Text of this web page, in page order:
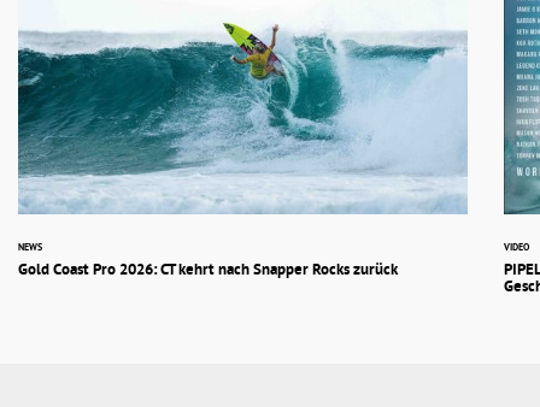
NEWS
Gold Coast Pro 2026: CT kehrt nach Snapper Rocks zurück
VIDEO